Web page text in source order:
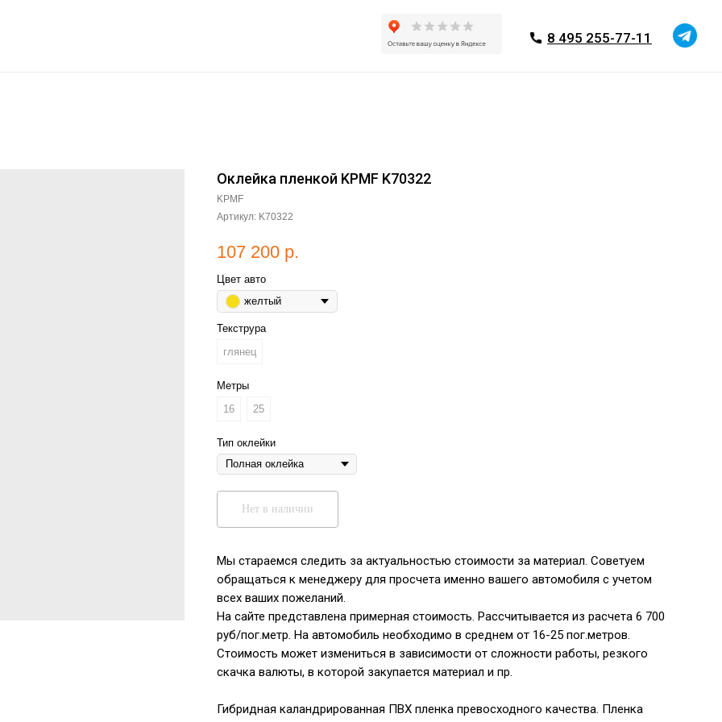
8 495 255-77-11
Оклейка пленкой KPMF K70322
KPMF
Артикул: K70322
107 200 р.
Цвет авто
желтый
Текструра
глянец
Метры
16
25
Тип оклейки
Нет в наличии
Мы стараемся следить за актуальностью стоимости за материал. Советуем
обращаться к менеджеру для просчета именно вашего автомобиля с учетом
всех ваших пожеланий.
На сайте представлена примерная стоимость. Рассчитывается из расчета 6 700
руб/пог.метр. На автомобиль необходимо в среднем от 16-25 пог.метров.
Стоимость может измениться в зависимости от сложности работы, резкого
скачка валюты, в которой закупается материал и пр.
Гибридная каландрированная ПВХ пленка превосходного качества. Пленка